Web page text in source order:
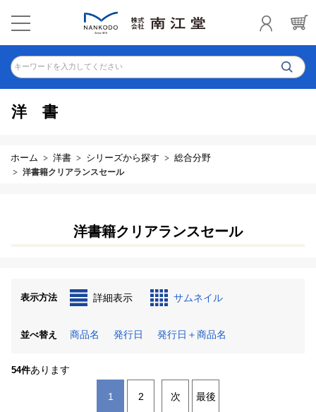
キーワードを入力してください
洋書
ホーム 洋書 シリーズから探す 総合分野
洋書籍クリアランスセール
洋書籍クリアランスセール
表示方法 詳細表示 サムネイル
並べ替え 商品名 発行日 発行日＋商品名
54件あります
1 2 次 最後